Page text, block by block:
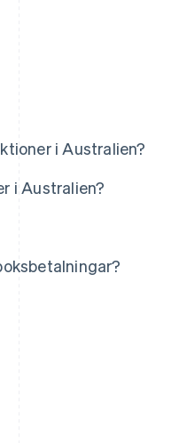
i Australien?
i Australien?